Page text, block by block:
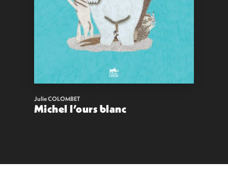
Julie COLOMBET
Michel l’ours blanc